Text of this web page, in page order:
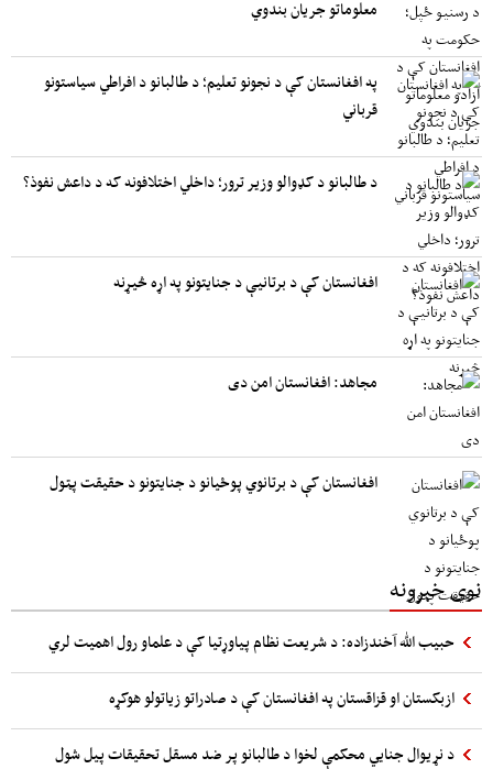
معلوماتو جریان بندوي
په افغانستان کې د نجونو تعلیم؛ د طالبانو د افراطي سیاستونو
قرباني
د طالبانو د کډوالو وزیر ترور؛ داخلي اختلافونه که د داعش نفوذ؟
افغانستان کې د برتانیې د جنایتونو په اړه څیړنه
مجاهد: افغانستان امن دی
افغانستان کې د برتانوي پوځیانو د جنایتونو د حقیقت پټول
نوی خبرونه
حبیب الله آخندزاده: د شریعت نظام پیاوړتیا کې د علماو رول اهمیت لري
ازبکستان او قزاقستان په افغانستان کې د صادراتو زیاتولو هوکړه
د نړیوال جنایي محکمې لخوا د طالبانو پر ضد مسقل تحقیقات پیل شول